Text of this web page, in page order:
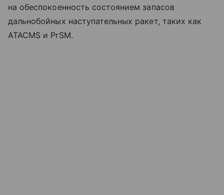
на обеспокоенность состоянием запасов
дальнобойных наступательных ракет, таких как
ATACMS и PrSM.